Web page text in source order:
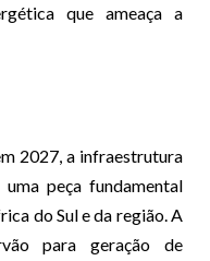
que ameaça a
2027, a infraestrutura
peça fundamental
do Sul e da região. A
para geração de